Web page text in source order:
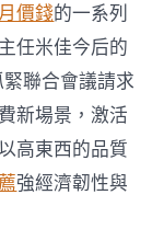
價錢的一系列
任米佳今后的
聯合會議請求
新場景，激活
高東西的品質
強經濟韌性與